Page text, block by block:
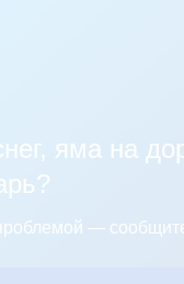
яма на
—